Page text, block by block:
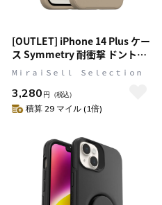
[OUTLET] iPhone 14 Plus ケー
ス Symmetry 耐衝撃 ドントイ
ーブンチャイ OtterBox オッタ
ーボックス (77-88470)
MⅰｒａｉＳｅｌｌ Ｓｅｌｅｃｔｉｏｎ
3,280 円 （税込）
積算 29 マイル (1倍)